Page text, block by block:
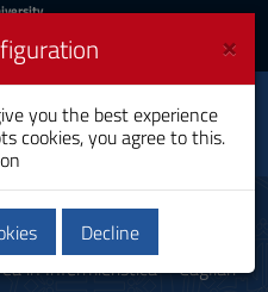
News
in Infermieristica – Cagliari
×
you the best experience
cookies, you agree to this.
Decline